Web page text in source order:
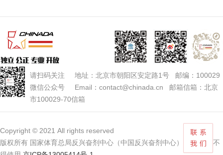
请扫码关注 地址：北京市朝阳区安定路1号 邮编：100029
微信公众号 Email：contact@chinada.cn 邮箱信箱：北京
市100029-70信箱
Copyright © 2021 All rights reserved
版权所有 国家体育总局反兴奋剂中心（中国反兴奋剂中心） 未经授权不